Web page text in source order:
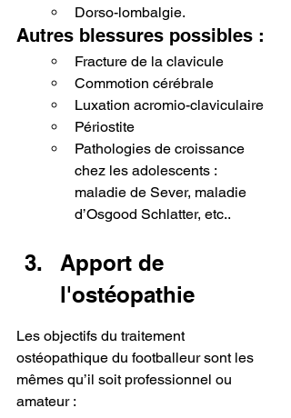
Dorso-lombalgie.
Autres blessures possibles :
Fracture de la clavicule
Commotion cérébrale
Luxation acromio-claviculaire
Périostite
Pathologies de croissance
chez les adolescents :
maladie de Sever, maladie
d’Osgood Schlatter, etc..
Apport de
l'ostéopathie
Les objectifs du traitement
ostéopathique du footballeur sont les
mêmes qu’il soit professionnel ou
amateur :